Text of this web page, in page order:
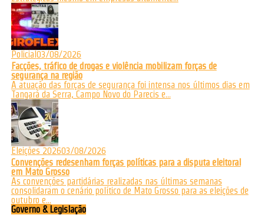
Policial 03/08/2026
Facções, tráfico de drogas e violência mobilizam forças de
segurança na região
A atuação das forças de segurança foi intensa nos últimos dias em
Tangará da Serra, Campo Novo do Parecis e...
Eleições 202603/08/2026
Convenções redesenham forças políticas para a disputa eleitoral
em Mato Grosso
As convenções partidárias realizadas nas últimas semanas
consolidaram o cenário político de Mato Grosso para as eleições de
outubro e...
Governo & Legislação